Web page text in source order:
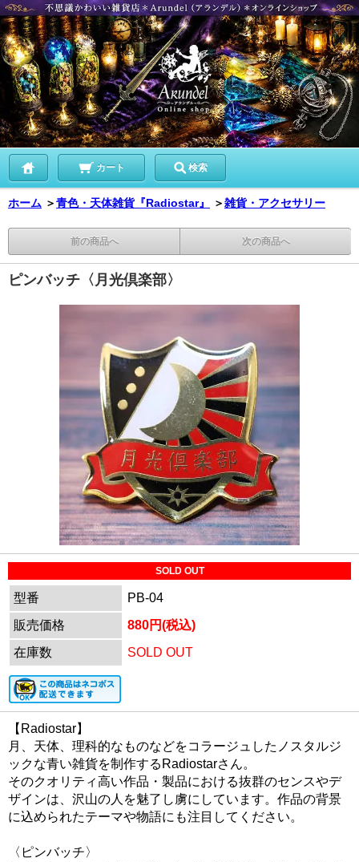
カート 検索
ホーム ＞青色・天体雑貨『Radiostar』 ＞雑貨・アクセサリー
前の商品へ 次の商品へ
ピンバッチ〈月光倶楽部〉
SOLD OUT
型番
PB-04
販売価格
880円(税込)
在庫数
SOLD OUT
【Radiostar】
月、天体、理科的なものなどをコラージュしたノスタルジ
ックな青い雑貨を制作するRadiostarさん。
そのクオリティ高い作品・製品における抜群のセンスやデ
ザインは、沢山の人を魅了し虜にしています。作品の背景
に込められたテーマや物語にも注目してください。
〈ピンバッチ〉